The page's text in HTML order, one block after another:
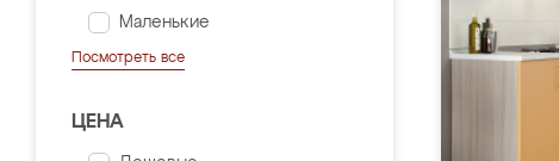
Маленькие
Посмотреть все
ЦЕНА